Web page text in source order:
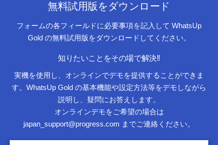
無料試用版をダウンロード
フォームの各フィールドに必要事項を記入して WhatsUp
Gold の無料試用版をダウンロードしてください。
知りたいことをその場で解決!!
実機を使用し、オンラインでデモを提供することができま
す。WhatsUp Gold の基本機能や設定方法等をデモしながら
説明し、疑問にお答えします。
オンラインデモをご希望の場合は
japan_support@progress.com までご連絡ください。